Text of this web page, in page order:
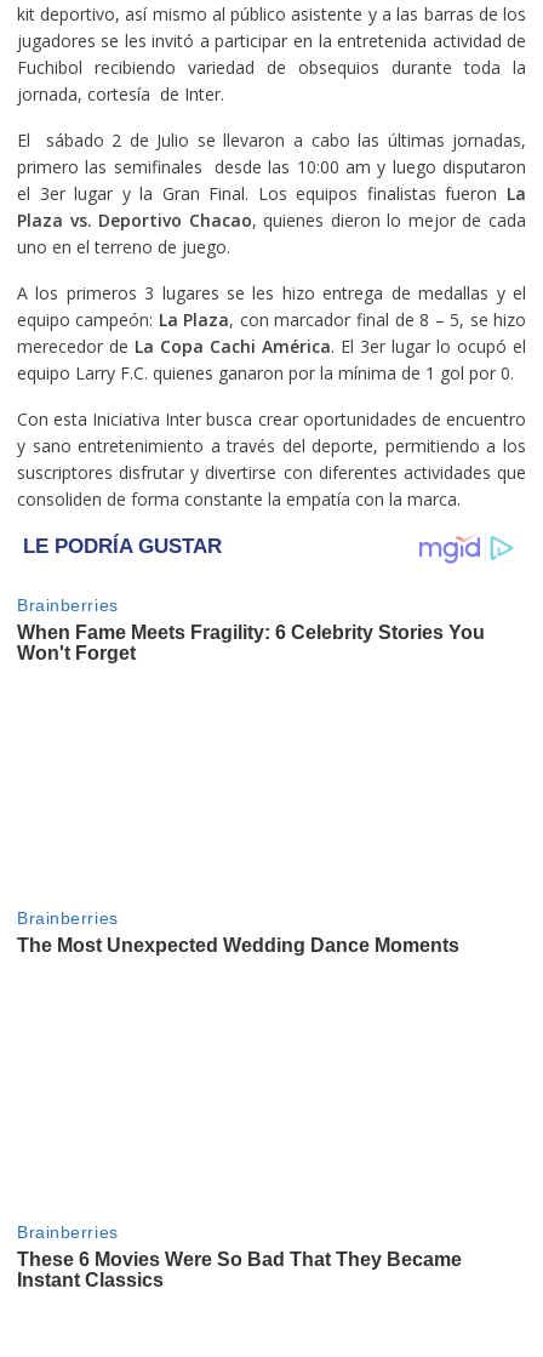
kit deportivo, así mismo al público asistente y a las barras de los
jugadores se les invitó a participar en la entretenida actividad de
Fuchibol recibiendo variedad de obsequios durante toda la
jornada, cortesía de Inter.
El sábado 2 de Julio se llevaron a cabo las últimas jornadas,
primero las semifinales desde las 10:00 am y luego disputaron
el 3er lugar y la Gran Final. Los equipos finalistas fueron La
Plaza vs. Deportivo Chacao, quienes dieron lo mejor de cada
uno en el terreno de juego.
A los primeros 3 lugares se les hizo entrega de medallas y el
equipo campeón: La Plaza, con marcador final de 8 – 5, se hizo
merecedor de La Copa Cachi América. El 3er lugar lo ocupó el
equipo Larry F.C. quienes ganaron por la mínima de 1 gol por 0.
Con esta Iniciativa Inter busca crear oportunidades de encuentro
y sano entretenimiento a través del deporte, permitiendo a los
suscriptores disfrutar y divertirse con diferentes actividades que
consoliden de forma constante la empatía con la marca.